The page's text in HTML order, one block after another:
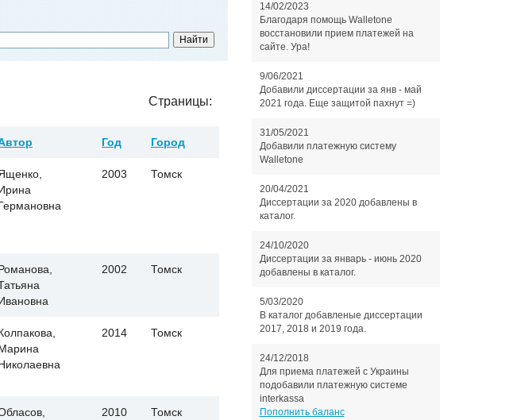
Страницы:
Год Город
2003 Томск
2002 Томск
2014 Томск
2010 Томск
14/02/2023
Благодаря помощь Walletone
восстановили прием платежей на
сайте. Ура!
9/06/2021
Добавили диссертации за янв - май
2021 года. Еще защитой пахнут =)
31/05/2021
Добавили платежную систему
Walletone
20/04/2021
Диссертации за 2020 добавлены в
каталог.
24/10/2020
Диссертации за январь - июнь 2020
добавлены в каталог.
5/03/2020
В каталог добавленые диссертации
2017, 2018 и 2019 года.
24/12/2018
Для приема платежей с Украины
подобавили платежную системе
interkassa
Пополнить баланс